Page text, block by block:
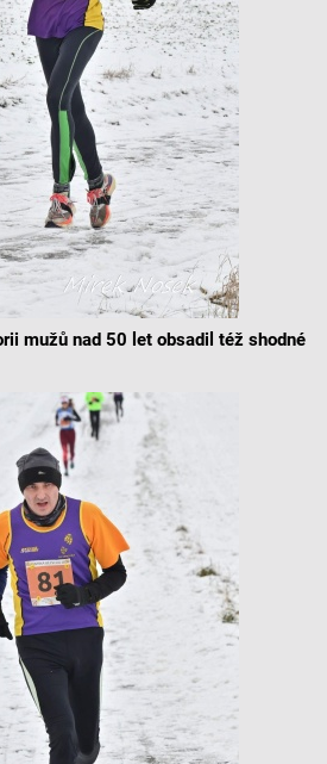
mužů nad 50 let obsadil též shodné